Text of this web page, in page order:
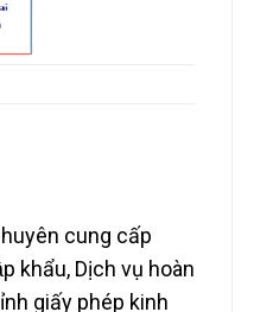
cung cấp
khẩu, Dịch vụ hoàn
giấy phép kinh